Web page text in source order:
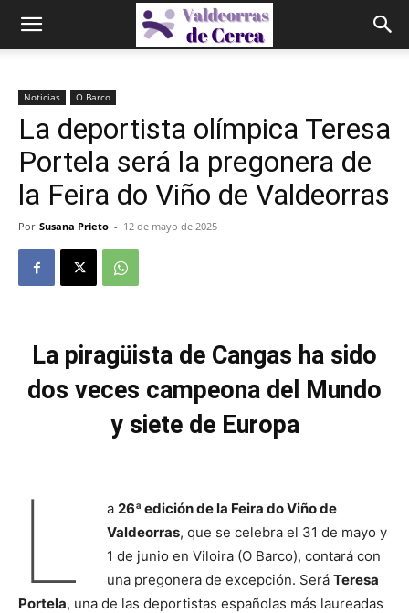
Noticias O Barco
La deportista olímpica Teresa
Portela será la pregonera de
la Feira do Viño de Valdeorras
Por Susana Prieto - 12 de mayo de 2025
La piragüista de Cangas ha sido
dos veces campeona del Mundo
y siete de Europa
L a 26ª edición de la Feira do Viño de
Valdeorras, que se celebra el 31 de mayo y
1 de junio en Viloira (O Barco), contará con
una pregonera de excepción. Será Teresa
Portela, una de las deportistas españolas más laureadas